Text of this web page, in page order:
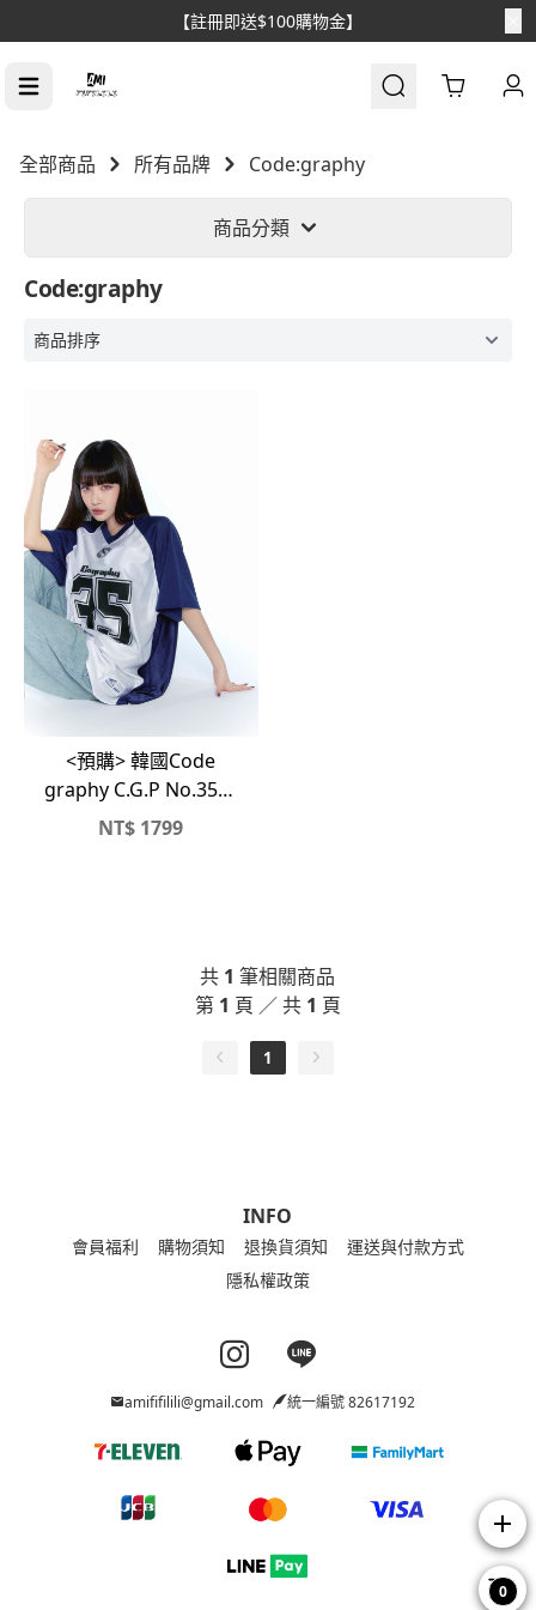
【註冊即送$100購物金】
Cart
全部商品 所有品牌 Code:graphy
商品分類
Code:graphy
<預購> 韓國Code
graphy C.G.P No.35球
衣#CGP
NT$ 1799
共 1 筆相關商品
第 1 頁 ／ 共 1 頁
1
INFO
會員福利 購物須知 退換貨須知
運送與付款方式
隱私權政策
Instagram page
Line page
amififilili@gmail.com 統一編號 82617192
add
0